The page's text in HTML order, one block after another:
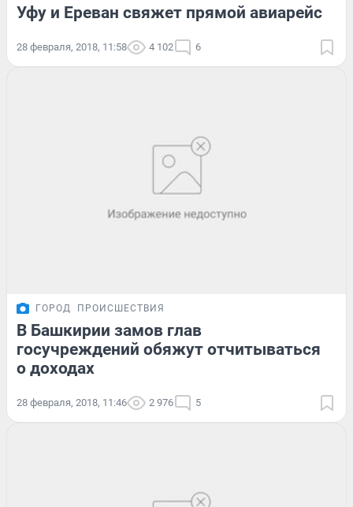
Уфу и Ереван свяжет прямой авиарейс
28 февраля, 2018, 11:58 4 102 6
ГОРОД ПРОИСШЕСТВИЯ
В Башкирии замов глав
госучреждений обяжут отчитываться
о доходах
28 февраля, 2018, 11:46 2 976 5